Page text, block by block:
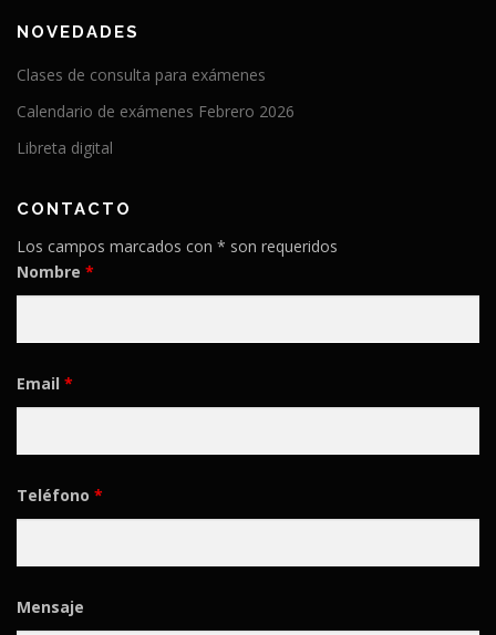
NOVEDADES
Clases de consulta para exámenes
Calendario de exámenes Febrero 2026
Libreta digital
CONTACTO
Los campos marcados con * son requeridos
Nombre *
Email *
Teléfono *
Mensaje